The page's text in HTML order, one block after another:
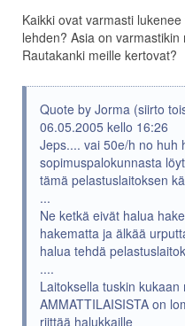
Kaikki ovat varmasti
lehden? Asia on
Rautakanki meille kertovat?
Quote by Jorma (siirto
06.05.2005 kello 16:26
Jeps.... vai 50e/h no huh
sopimuspalokunnasta
tämä pelastuslaitoksen
...
Ne ketkä eivät halua
hakematta ja älkää
halua tehdä
....
Laitoksella tuskin
AMMATTILAISISTA on
riittää halukkaille